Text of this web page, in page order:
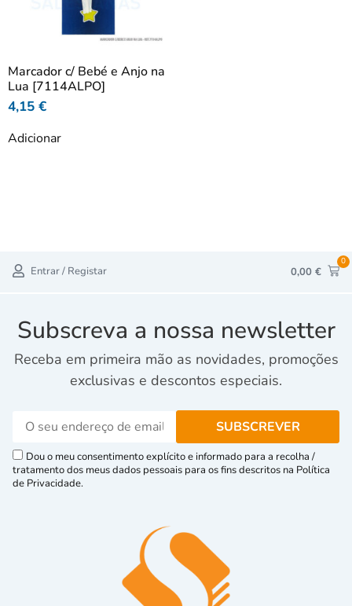
Marcador c/ Bebé e Anjo na
Lua [7114ALPO]
4,15 €
Adicionar
Entrar / Registar 0,00 €
0
Subscreva a nossa newsletter
Receba em primeira mão as novidades, promoções
exclusivas e descontos especiais.
Dou o meu consentimento explícito e informado para a recolha /
tratamento dos meus dados pessoais para os fins descritos na Política
de Privacidade.